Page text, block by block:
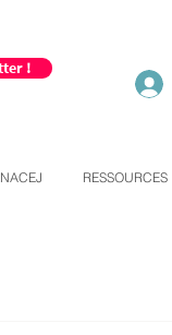
!
RESSOURCES